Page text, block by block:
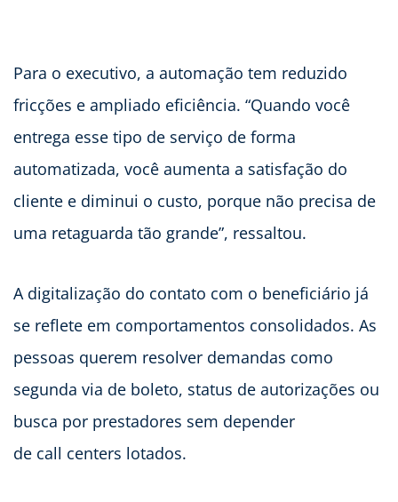
Para o executivo, a automação tem reduzido
fricções e ampliado eficiência. “Quando você
entrega esse tipo de serviço de forma
automatizada, você aumenta a satisfação do
cliente e diminui o custo, porque não precisa de
uma retaguarda tão grande”, ressaltou.
A digitalização do contato com o beneficiário já
se reflete em comportamentos consolidados. As
pessoas querem resolver demandas como
segunda via de boleto, status de autorizações ou
busca por prestadores sem depender
de call centers lotados.